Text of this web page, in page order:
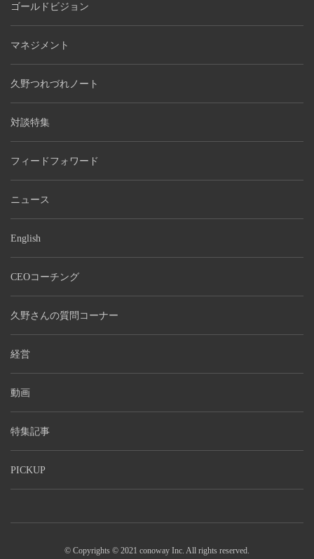
ゴールドビジョン
マネジメント
久野つれづれノート
対談特集
フィードフォワード
ニュース
English
CEOコーチング
久野さんの質問コーナー
経営
動画
特集記事
PICKUP
© Copyrights © 2021 conoway Inc. All rights reserved.